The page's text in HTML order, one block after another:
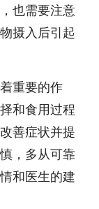
也需要注意
摄入后引起
重要的作
和食用过程
善症状并提
，多从可靠
和医生的建